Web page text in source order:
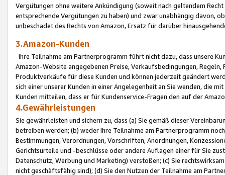
Vergütungen ohne weitere Ankündigung (soweit nach geltendem
entsprechende Vergütungen zu haben) und zwar unabhängig davon,
unbeschadet des Rechts von Amazon, Ersatz für darüber
3.Amazon-Kunden
Ihre Teilnahme am Partnerprogramm führt nicht dazu, dass unsere
Amazon-Website angegebenen Preise, Verkaufsbedingungen,
Produktverkäufe für diese Kunden und können jederzeit geändert
sich einer unserer Kunden in einer Angelegenheit an Sie wenden, die
Kunden mitteilen, dass er für Kundenservice-Fragen den auf der
4.Gewährleistungen
Sie gewährleisten und sichern zu, dass (a) Sie gemäß dieser
betreiben werden; (b) weder Ihre Teilnahme am Partnerprogramm
Bestimmungen, Verordnungen, Vorschriften, Anordnungen,
Gerichtsurteile und -beschlüsse oder andere Auflagen einer für Sie
Datenschutz, Werbung und Marketing) verstoßen; (c) Sie
nicht geschäftsfähig sind); (d) Sie den Nutzen der Teilnahme am